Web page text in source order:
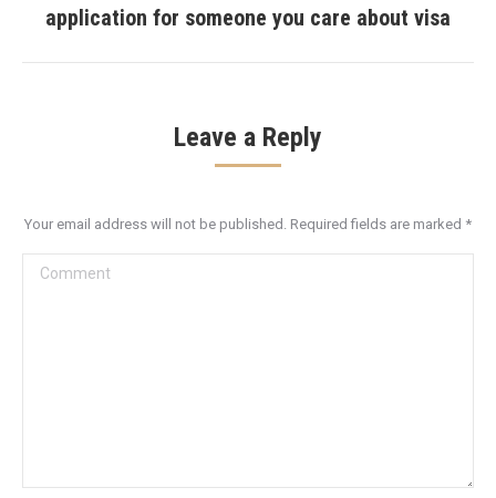
post:
application for someone you care about visa
Leave a Reply
Your email address will not be published. Required fields are marked *
Comment